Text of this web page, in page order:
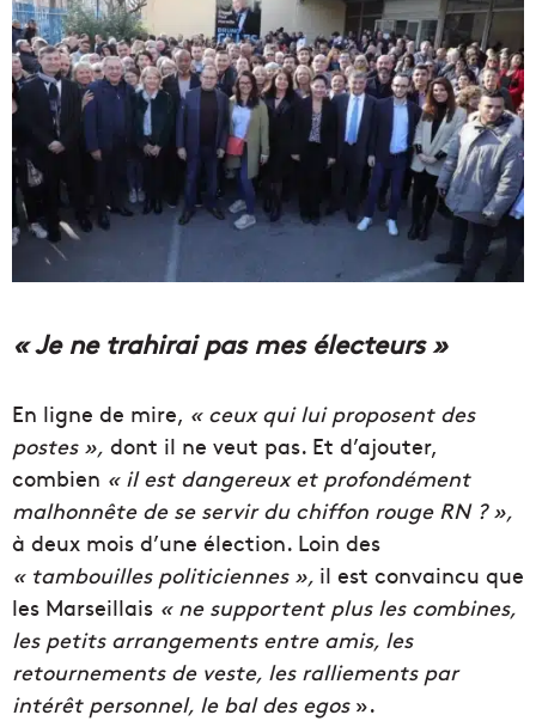
«Je ne trahirai pas mes électeurs »
En ligne de mire, « ceux qui lui proposent des
postes », dont il ne veut pas. Et d’ajouter,
combien « ilest dangereux et profondément
malhonnête de se servir du chiffon rouge RN ? »,
à deux mois d’une élection. Loin des
« tambouilles politiciennes », il est convaincu que
les Marseillais « ne supportent plus les combines,
les petits arrangements entre amis, les
retournements de veste, les ralliements par
intérêt personnel, le bal des egos ».